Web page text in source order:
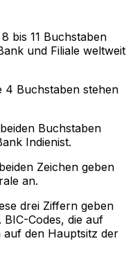
bis 11 Buchstaben
und Filiale weltweit
4 Buchstaben stehen
Buchstaben
Indienist.
Zeichen geben
an.
drei Ziffern geben
BIC-Codes, die auf
den Hauptsitz der